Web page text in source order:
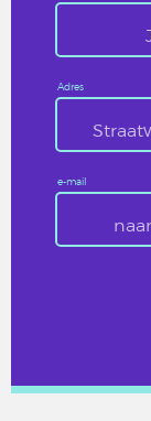
Adres
e-mail